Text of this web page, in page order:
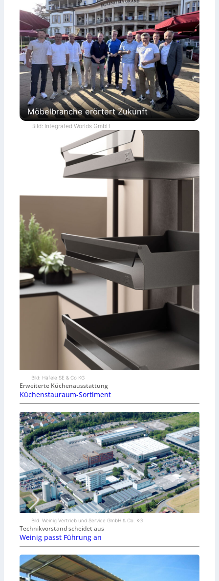
Möbelbranche erörtert Zukunft
Bild: Integrated Worlds GmbH
Bild: Häfele SE & Co KG
Erweiterte Küchenausstattung
Küchenstauraum-Sortiment
Bild: Weinig Vertrieb und Service GmbH & Co. KG
Technikvorstand scheidet aus
Weinig passt Führung an